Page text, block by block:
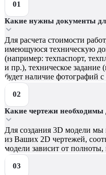
Какие нужны документы
Для расчета стоимости
имеющуюся техническую
(например: техпаспорт,
и пр.), техническое
будет наличие фотографий с
Какие чертежи необходимы
Для создания 3D модели мы
из Ваших 2D чертежей,
модели зависит от